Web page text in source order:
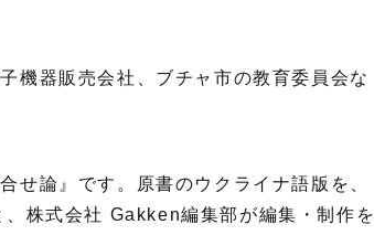
機器販売会社、ブチャ市の教育委員会な
せ論』です。原書のウクライナ語版を、
株式会社 Gakken編集部が編集・制作を